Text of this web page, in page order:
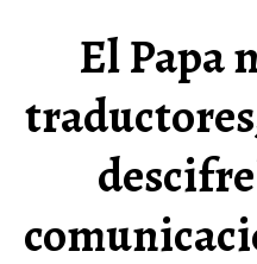
El Papa